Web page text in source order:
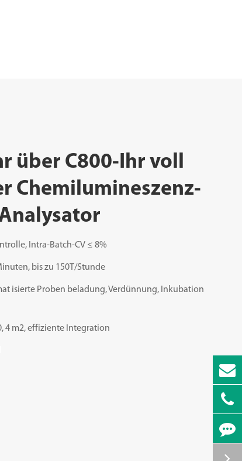
über C800-Ihr voll
Chemilumineszenz-
Intra-Batch-CV ≤ 8%
bis zu 150T/Stunde
isierte Proben beladung, Verdünnung, Inkubation
4 m2, effiziente Integration